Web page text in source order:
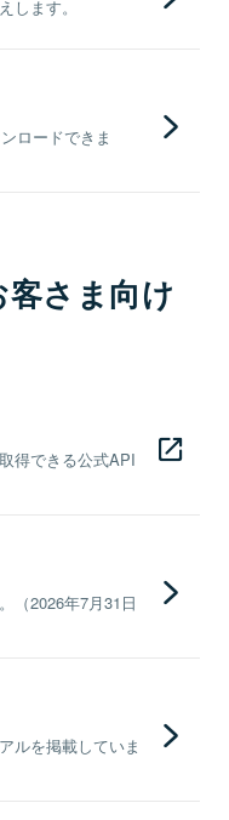
します。
ロードできま
さま向け
得できる公式API
（2026年7月31日
ルを掲載していま